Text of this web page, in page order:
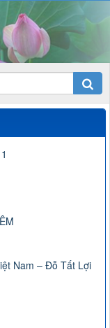
Nam – Đỗ Tất Lợi